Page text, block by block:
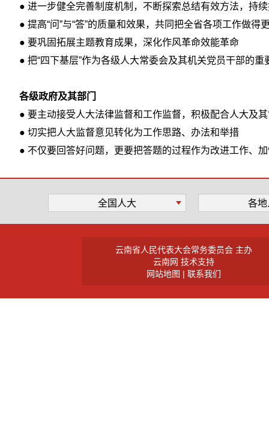
● 进一步健全完善制度机制，不断探索总结有效方法，持
● 提高“问”与“答”的质量和效果，共同把全省各项工作做得
● 要巩固拓展主题教育成果，深化作风革命效能革命
● 把“四下基层”作为各级人大常委会及其机关党员干部的
各级政府及其部门
● 要主动接受人大法律监督和工作监督，积极配合人大及
● 切实把人大监督意见转化为工作思路、办法和举措
● 不仅要回答好问题，更要把答题的过程作为改进工作、
全国人大 各
云南省人民代表大会常务委员会 主办
云南网 技术支持
网站地图 | 联系我们